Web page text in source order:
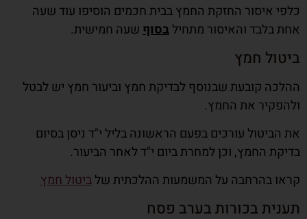
כלפי איסור החזקת החמץ בבית חכמים הוסיפו עוד שעה
אחת בלבד והאיסור מתחילבסוףשעה חמישית.
ביטול חמץ
ההלכה קובעת שבנוסף לבדיקת חמץ וביעור חמץ יש לבטל
ולהפקיר את החמץ.
את הביטול עורכים בפעם הראשונה בליל י"ד ניסן בסיום
בדיקת החמץ, וכן למחרת ביום י"ד לאחר הביעור.
קראו בהרחבה על המשמעות ההלכתית שלביטול חמץ
תענית בכורות בערב פסח